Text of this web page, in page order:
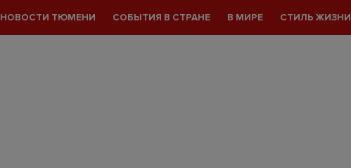
НОВОСТИ ТЮМЕНИ СОБЫТИЯ В СТРАНЕ В МИРЕ СТИЛЬ ЖИЗНИ